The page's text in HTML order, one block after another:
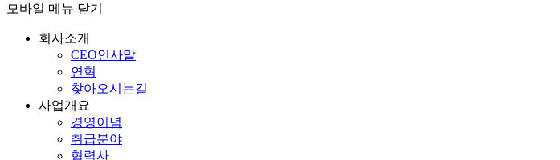
모바일 메뉴 닫기
회사소개
CEO인사말
연혁
찾아오시는길
사업개요
경영이념
취급분야
협력사